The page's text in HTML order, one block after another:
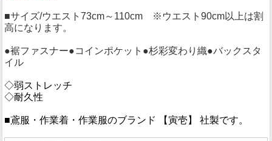
■サイズ/ウエスト73cm～110cm ※ウエスト90cm以上は割
高になります。
●裾ファスナー●コインポケット●杉彩変わり織●バックスタ
イル
◇弱ストレッチ
◇耐久性
■鳶服・作業着・作業服のブランド 【寅壱】 社製です。